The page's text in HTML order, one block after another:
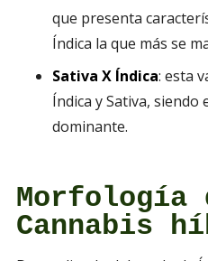
que presenta
Índica la que más se
Sativa X Índica: esta
Índica y Sativa, siendo
dominante.
Morfología
Cannabis